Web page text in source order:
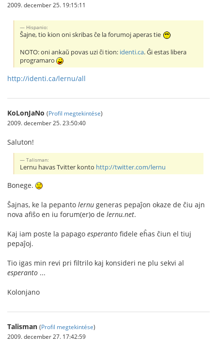
2009. december 25. 19:15:11
Hispanio:
Ŝajne, tio kion oni skribas ĉe la forumoj aperas tie
NOTO: oni ankaŭ povas uzi ĉi tion: identi.ca. Ĝi estas libera
programaro
http://identi.ca/lernu/all
KoLonJaNo (Profil megtekintése)
2009. december 25. 23:50:40
Saluton!
Talisman:
Lernu havas Tvitter konto http://twitter.com/lernu
Bonege.
Ŝajnas, ke la pepanto lernu generas pepaĵon okaze de ĉiu ajn
nova afiŝo en iu forum(er)o de lernu.net.
Kaj iam poste la papago esperanto fidele eĥas ĉiun el tiuj
pepaĵoj.
Tio igas min revi pri filtrilo kaj konsideri ne plu sekvi al
esperanto ...
Kolonjano
Talisman (Profil megtekintése)
2009. december 27. 17:42:59